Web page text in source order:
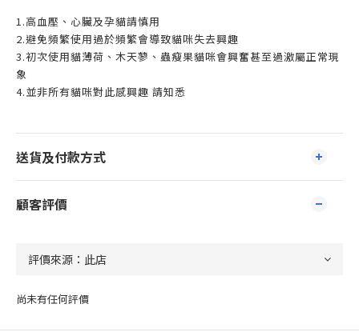
1.高血壓、心臟及孕貓請慎用
2.避免頻繁使用過於頻繁會導致貓咪失去興趣
3.初次使用貓薄荷、木天蓼、蟲瘦果貓咪會興奮甚至過激屬正常現
象
4.並非所有貓咪對此感興趣 請知悉
送貨及付款方式
顧客評價
尚未有任何評價